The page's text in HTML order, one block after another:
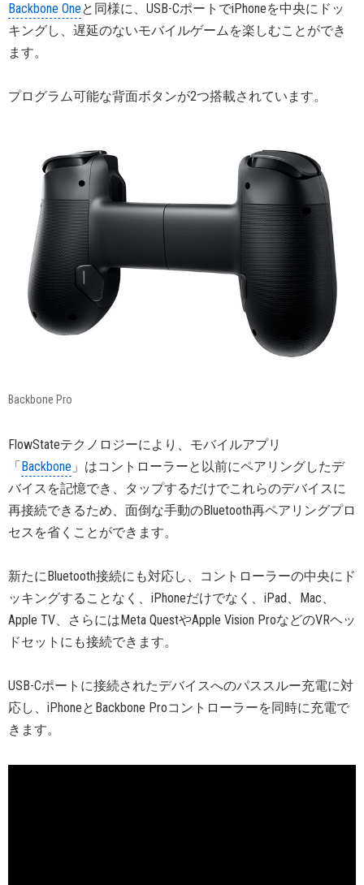
Backbone Oneと同様に、USB-CポートでiPhoneを中央にドッ
キングし、遅延のないモバイルゲームを楽しむことができ
ます。
プログラム可能な背面ボタンが2つ搭載されています。
Backbone Pro
FlowStateテクノロジーにより、モバイルアプリ
「Backbone 」はコントローラーと以前にペアリングしたデ
バイスを記憶でき、タップするだけでこれらのデバイスに
再接続できるため、面倒な手動のBluetooth再ペアリングプロ
セスを省くことができます。
新たにBluetooth接続にも対応し、コントローラーの中央にド
ッキングすることなく、iPhoneだけでなく、iPad、Mac、
Apple TV、さらにはMeta QuestやApple Vision ProなどのVRヘッ
ドセットにも接続できます。
USB-Cポートに接続されたデバイスへのパススルー充電に対
応し、iPhoneとBackbone Proコントローラーを同時に充電で
きます。